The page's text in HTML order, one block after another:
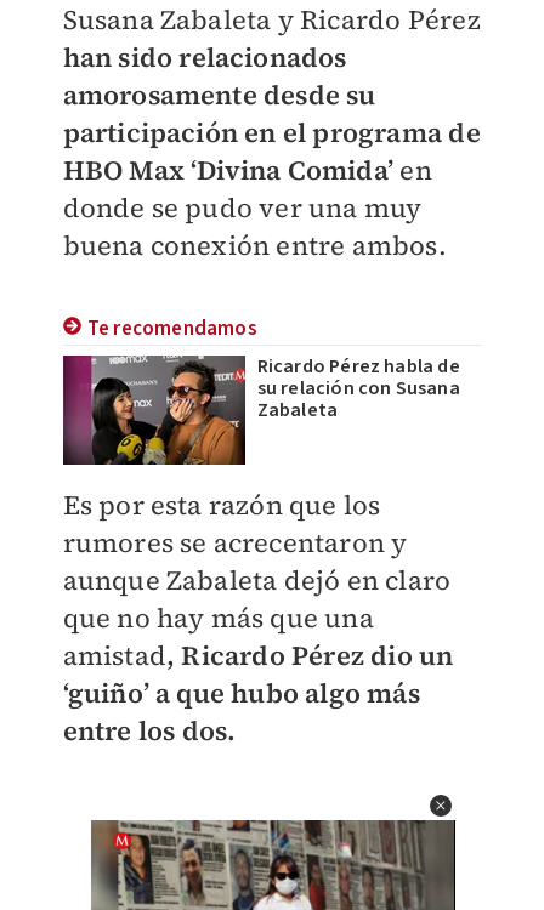
Susana Zabaleta y Ricardo Pérez
han sido relacionados
amorosamente desde su
participación en el programa de
HBO Max ‘Divina Comida’ en
donde se pudo ver una muy
buena conexión entre ambos.
Te recomendamos
Ricardo Pérez habla de
su relación con Susana
Zabaleta
Es por esta razón que los
rumores se acrecentaron y
aunque Zabaleta dejó en claro
que no hay más que una
amistad, Ricardo Pérez dio un
‘guiño’ a que hubo algo más
entre los dos.